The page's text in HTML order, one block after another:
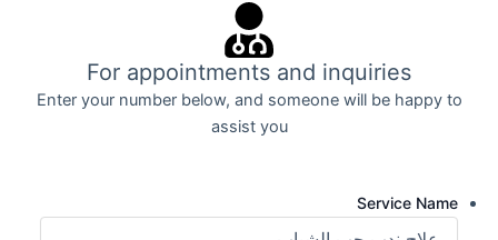
For appointments and inquiries
Enter your number below, and someone will be happy to
assist you
Service Name